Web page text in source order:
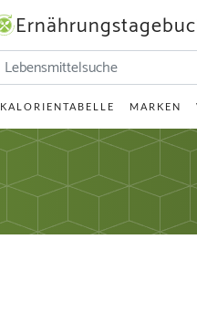
KALORIENTABELLE MARKEN